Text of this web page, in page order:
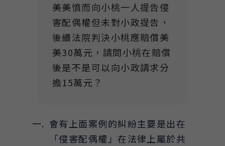
美美憤而向小桃一人提告侵
害配偶權但未對小政提告，
後續法院判決小桃應賠償美
美30萬元，請問小桃在賠償
後是不是可以向小政請求分
擔15萬元？
會有上面案例的糾紛主要是出在
「侵害配偶權」在法律上屬於共